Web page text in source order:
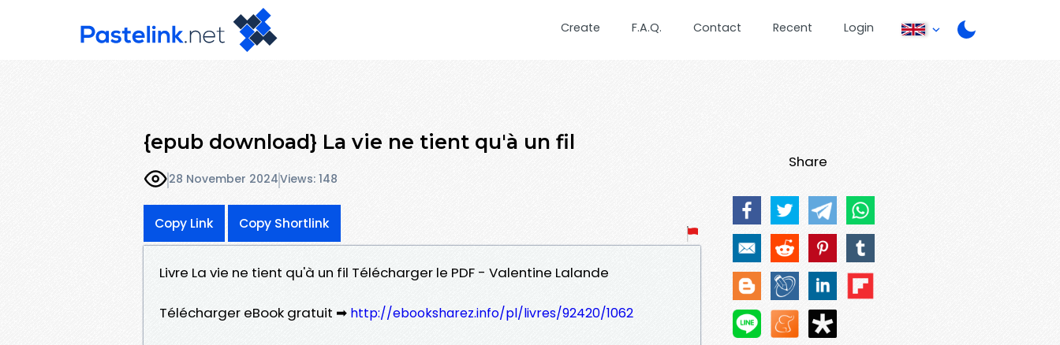
Create F.A.Q. Contact Recent Login
{epub download} La vie ne tient qu'à un fil
28 November 2024Views: 148
Copy Link Copy Shortlink
Livre La vie ne tient qu'à un fil Télécharger le PDF - Valentine Lalande
Télécharger eBook gratuit ➡ http://ebooksharez.info/pl/livres/92420/1062
Share